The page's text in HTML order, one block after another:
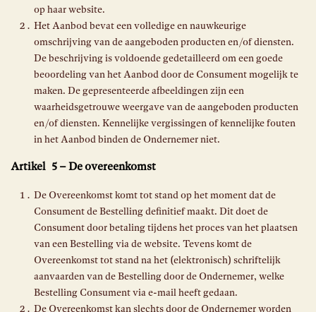
op haar website.
Het Aanbod bevat een volledige en nauwkeurige
omschrijving van de aangeboden producten en/of diensten.
De beschrijving is voldoende gedetailleerd om een goede
beoordeling van het Aanbod door de Consument mogelijk te
maken. De gepresenteerde afbeeldingen zijn een
waarheidsgetrouwe weergave van de aangeboden producten
en/of diensten. Kennelijke vergissingen of kennelijke fouten
in het Aanbod binden de Ondernemer niet.
Artikel 5 – De overeenkomst
De Overeenkomst komt tot stand op het moment dat de
Consument de Bestelling definitief maakt. Dit doet de
Consument door betaling tijdens het proces van het plaatsen
van een Bestelling via de website. Tevens komt de
Overeenkomst tot stand na het (elektronisch) schriftelijk
aanvaarden van de Bestelling door de Ondernemer, welke
Bestelling Consument via e-mail heeft gedaan.
De Overeenkomst kan slechts door de Ondernemer worden